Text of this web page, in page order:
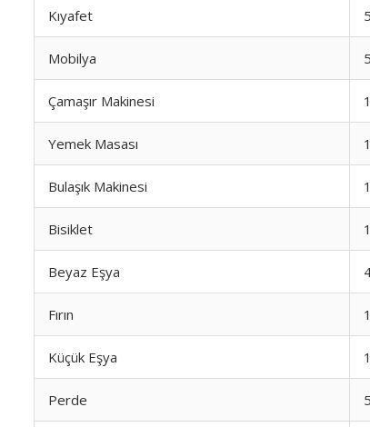
Kıyafet
Mobilya
Çamaşır Makinesi
Yemek Masası
Bulaşık Makinesi
Bisiklet
Beyaz Eşya
Fırın
Küçük Eşya
Perde